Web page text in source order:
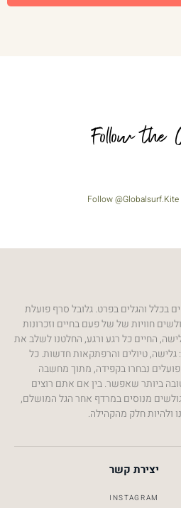
Follow the
Follow
בכלל והגלים בפרט. גלובל סרף פועלת
חוויות של של פעם בחיים וזכרונות
החיים כל רגע ורגע, החלטנו לשלב את
גלישה, טיולים והרפתקאות חדשות. כל
פועלים נבחרו בקפידה, מתוך מחשבה
ביותר שאפשר. בין אם אתם רוצים
מנוסים במרדף אחר הגל המושלם,
ולהיות חלק מהקהילה.
יצירת קשר
INSTAGRAM